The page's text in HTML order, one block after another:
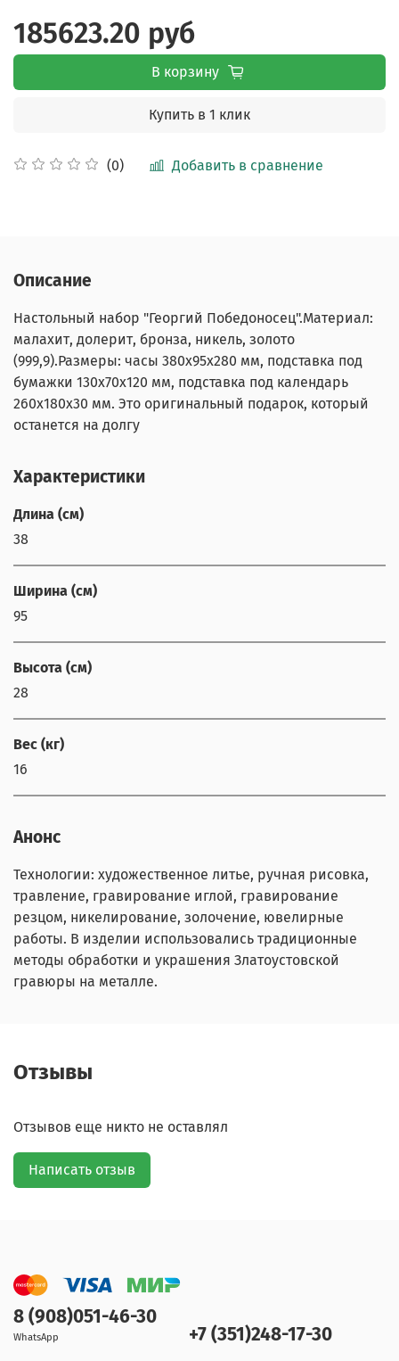
(0) Добавить в сравнение
185623.20 руб
В корзину
Купить в 1 клик
Описание
Настольный набор "Георгий Победоносец".Материал:
малахит, долерит, бронза, никель, золото
(999,9).Размеры: часы 380х95х280 мм, подставка под
бумажки 130х70х120 мм, подставка под календарь
260х180х30 мм. Это оригинальный подарок, который
останется на долгу
Характеристики
Длина (см)
38
Ширина (см)
95
Высота (см)
28
Вес (кг)
16
Анонс
Технологии: художественное литье, ручная рисовка,
травление, гравирование иглой, гравирование
резцом, никелирование, золочение, ювелирные
работы. В изделии использовались традиционные
методы обработки и украшения Златоустовской
гравюры на металле.
Отзывы
Отзывов еще никто не оставлял
Написать отзыв
8 (908)051-46-30
WhatsApp +7 (351)248-17-30